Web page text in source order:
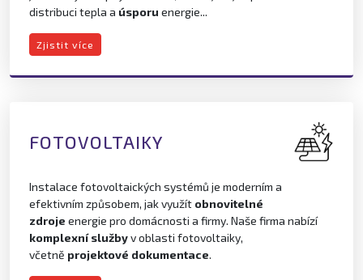
distribuci tepla a úsporu energie...
Zjistit více
FOTOVOLTAIKY
Instalace fotovoltaických systémů je moderním a
efektivním způsobem, jak využít obnovitelné
zdroje energie pro domácnosti a firmy. Naše firma nabízí
komplexní službyv oblasti fotovoltaiky,
včetně projektové dokumentace.